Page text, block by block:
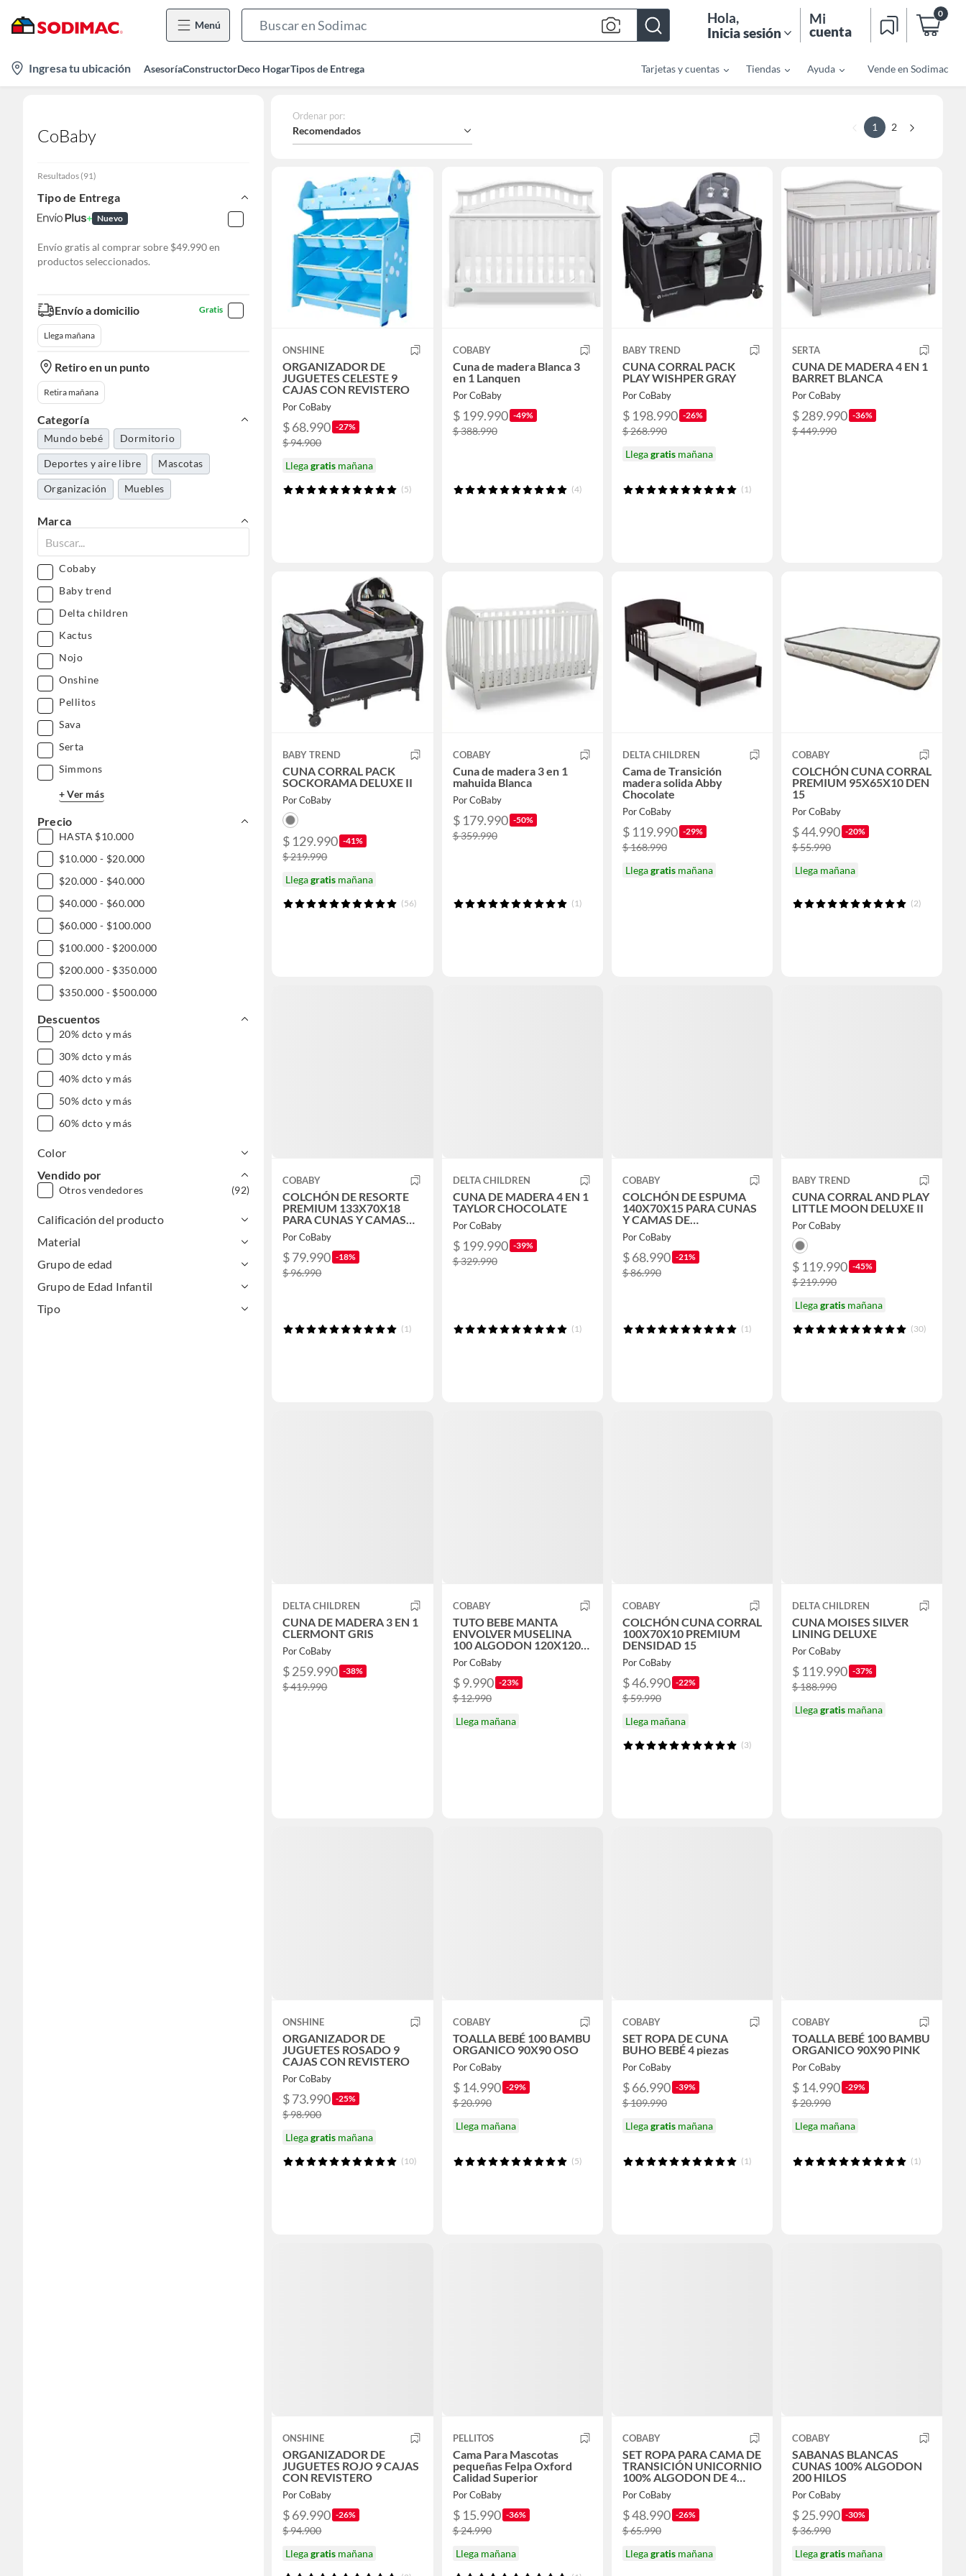
Menú
Bar
Hola,
Inicia sesión
Mi
cuenta
0
location-
icon
Ingresa tu ubicación AsesoríaConstructorDeco HogarTipos de Entrega Tarjetas y cuentas Tiendas Ayuda Vende en Sodimac
CoBaby
Resultados (91)
Tipo de Entrega
Nuevo
Envío gratis al comprar sobre $49.990 en
productos seleccionados.
Envío a domicilio Gratis
Llega mañana
Retiro en un punto
Retira mañana
Categoría
Mundo bebé Dormitorio
Deportes y aire libre Mascotas
Organización Muebles
Marca
Cobaby
Baby trend
Delta children
Kactus
Nojo
Onshine
Pellitos
Sava
Serta
Simmons
+ Ver más
Precio
HASTA $10.000
$10.000 - $20.000
$20.000 - $40.000
$40.000 - $60.000
$60.000 - $100.000
$100.000 - $200.000
$200.000 - $350.000
$350.000 - $500.000
$500.000 - $1.000.000
DESDE $1.000.000
Descuentos
20% dcto y más
30% dcto y más
40% dcto y más
50% dcto y más
60% dcto y más
Color
Vendido por
Otros vendedores (92)
Calificación del producto
Material
Grupo de edad
Grupo de Edad Infantil
Tipo
Ordenar por:
Recomendados 1 2
ONSHINE
ORGANIZADOR DE
JUGUETES CELESTE 9
CAJAS CON REVISTERO
Por CoBaby
$ 68.990 -27%
$ 94.900
Llegagratis mañana
(5)
COBABY
Cuna de madera Blanca 3
en 1 Lanquen
Por CoBaby
$ 199.990 -49%
$ 388.990
(4)
BABY TREND
CUNA CORRAL PACK
PLAY WISHPER GRAY
Por CoBaby
$ 198.990 -26%
$ 268.990
Llegagratismañana
(1)
SERTA
CUNA DE MADERA 4 EN 1
BARRET BLANCA
Por CoBaby
$ 289.990 -36%
$ 449.990
BABY TREND
CUNA CORRAL PACK
SOCKORAMA DELUXE II
Por CoBaby
$ 129.990 -41%
$ 219.990
Llegagratis mañana
(56)
COBABY
Cuna de madera 3 en 1
mahuida Blanca
Por CoBaby
$ 179.990 -50%
$ 359.990
(1)
DELTA CHILDREN
Cama de Transición
madera solida Abby
Chocolate
Por CoBaby
$ 119.990 -29%
$ 168.990
Llegagratismañana
COBABY
COLCHÓN CUNA CORRAL
PREMIUM 95X65X10 DEN
15
Por CoBaby
$ 44.990 -20%
$ 55.990
Llega mañana
(2)
COBABY
COLCHÓN DE RESORTE
PREMIUM 133X70X18
PARA CUNAS Y CAMAS
DE TRANSICIÓN
Por CoBaby
$ 79.990 -18%
$ 96.990
(1)
DELTA CHILDREN
CUNA DE MADERA 4 EN 1
TAYLOR CHOCOLATE
Por CoBaby
$ 199.990 -39%
$ 329.990
(1)
COBABY
COLCHÓN DE ESPUMA
140X70X15 PARA CUNAS
Y CAMAS DE
TRANSICIÓN
Por CoBaby
$ 68.990 -21%
$ 86.990
(1)
BABY TREND
CUNA CORRAL AND PLAY
LITTLE MOON DELUXE II
Por CoBaby
$ 119.990 -45%
$ 219.990
Llegagratismañana
(30)
DELTA CHILDREN
CUNA DE MADERA 3 EN 1
CLERMONT GRIS
Por CoBaby
$ 259.990 -38%
$ 419.990
COBABY
TUTO BEBE MANTA
ENVOLVER MUSELINA
100 ALGODON 120X120
CIERVO
Por CoBaby
$ 9.990 -23%
$ 12.990
Llega mañana
COBABY
COLCHÓN CUNA CORRAL
100X70X10 PREMIUM
DENSIDAD 15
Por CoBaby
$ 46.990 -22%
$ 59.990
Llega mañana
(3)
DELTA CHILDREN
CUNA MOISES SILVER
LINING DELUXE
Por CoBaby
$ 119.990 -37%
$ 188.990
Llegagratismañana
ONSHINE
ORGANIZADOR DE
JUGUETES ROSADO 9
CAJAS CON REVISTERO
Por CoBaby
$ 73.990 -25%
$ 98.900
Llegagratis mañana
(10)
COBABY
TOALLA BEBÉ 100 BAMBU
ORGANICO 90X90 OSO
Por CoBaby
$ 14.990 -29%
$ 20.990
Llega mañana
(5)
COBABY
SET ROPA DE CUNA
BUHO BEBÉ 4 piezas
Por CoBaby
$ 66.990 -39%
$ 109.990
Llegagratismañana
(1)
COBABY
TOALLA BEBÉ 100 BAMBU
ORGANICO 90X90 PINK
Por CoBaby
$ 14.990 -29%
$ 20.990
Llega mañana
(1)
ONSHINE
ORGANIZADOR DE
JUGUETES ROJO 9 CAJAS
CON REVISTERO
Por CoBaby
$ 69.990 -26%
$ 94.900
Llegagratis mañana
PELLITOS
Cama Para Mascotas
pequeñas Felpa Oxford
Calidad Superior
Por CoBaby
$ 15.990 -36%
$ 24.990
Llega mañana
COBABY
SET ROPA PARA CAMA DE
TRANSICIÓN UNICORNIO
100% ALGODON DE 4
PIEZAS
Por CoBaby
$ 48.990 -26%
$ 65.990
Llegagratismañana
COBABY
SABANAS BLANCAS
CUNAS 100% ALGODON
200 HILOS
Por CoBaby
$ 25.990 -30%
$ 36.990
Llegagratismañana